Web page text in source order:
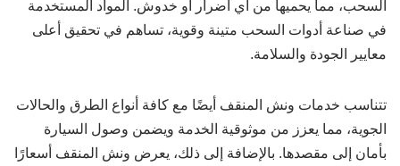
السحب، مما يحميها من أي أضرار أو خدوش. المواد المستخدمة
في صناعة أدوات السحب متينة وقوية، تساهم في تحقيق أعلى
معايير الجودة والسلامة.
تتناسب خدمات ونش المنقف أيضًا مع كافة أنواع الطرق والحالات
الجوية، مما يعزز من موثوقية الخدمة ويضمن وصول السيارة
بأمان إلى مقصدها. بالإضافة إلى ذلك، يعرض ونش المنقف أسعارًا